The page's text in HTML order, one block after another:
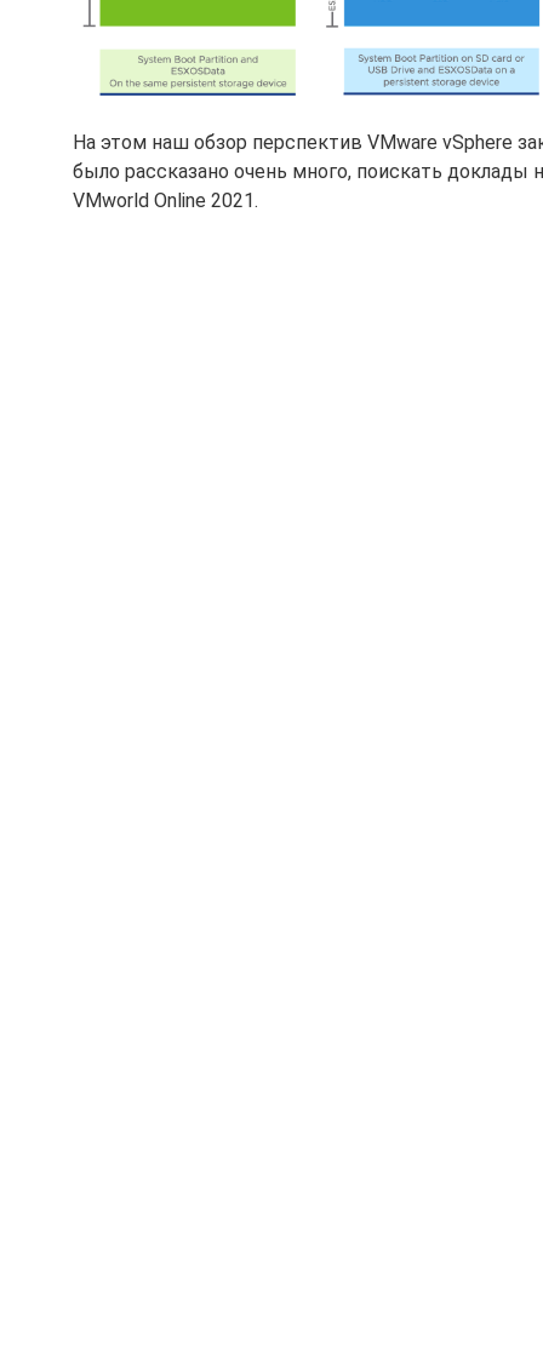
На этом наш обзор перспектив VMware vSphere
было рассказано очень много, поискать
VMworld Online 2021.